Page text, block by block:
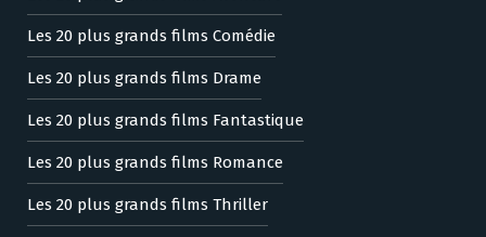
Les 20 plus grands films Comédie
Les 20 plus grands films Drame
Les 20 plus grands films Fantastique
Les 20 plus grands films Romance
Les 20 plus grands films Thriller